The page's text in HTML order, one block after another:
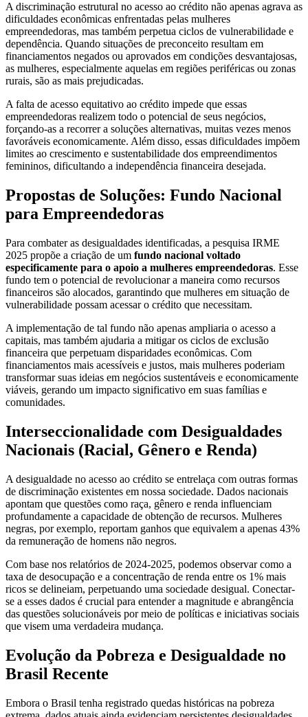
A discriminação estrutural no acesso ao crédito não apenas agrava as
dificuldades econômicas enfrentadas pelas mulheres
empreendedoras, mas também perpetua ciclos de vulnerabilidade e
dependência. Quando situações de preconceito resultam em
financiamentos negados ou aprovados em condições desvantajosas,
as mulheres, especialmente aquelas em regiões periféricas ou zonas
rurais, são as mais prejudicadas.
A falta de acesso equitativo ao crédito impede que essas
empreendedoras realizem todo o potencial de seus negócios,
forçando-as a recorrer a soluções alternativas, muitas vezes menos
favoráveis economicamente. Além disso, essas dificuldades impõem
limites ao crescimento e sustentabilidade dos empreendimentos
femininos, dificultando a independência financeira desejada.
Propostas de Soluções: Fundo Nacional
para Empreendedoras
Para combater as desigualdades identificadas, a pesquisa IRME
2025 propõe a criação de um fundo nacional voltado
especificamente para o apoio a mulheres empreendedoras. Esse
fundo tem o potencial de revolucionar a maneira como recursos
financeiros são alocados, garantindo que mulheres em situação de
vulnerabilidade possam acessar o crédito que necessitam.
A implementação de tal fundo não apenas ampliaria o acesso a
capitais, mas também ajudaria a mitigar os ciclos de exclusão
financeira que perpetuam disparidades econômicas. Com
financiamentos mais acessíveis e justos, mais mulheres poderiam
transformar suas ideias em negócios sustentáveis e economicamente
viáveis, gerando um impacto significativo em suas famílias e
comunidades.
Interseccionalidade com Desigualdades
Nacionais (Racial, Gênero e Renda)
A desigualdade no acesso ao crédito se entrelaça com outras formas
de discriminação existentes em nossa sociedade. Dados nacionais
apontam que questões como raça, gênero e renda influenciam
profundamente a capacidade de obtenção de recursos. Mulheres
negras, por exemplo, reportam ganhos que equivalem a apenas 43%
da remuneração de homens não negros.
Com base nos relatórios de 2024-2025, podemos observar como a
taxa de desocupação e a concentração de renda entre os 1% mais
ricos se delineiam, perpetuando uma sociedade desigual. Conectar-
se a esses dados é crucial para entender a magnitude e abrangência
das questões solucionáveis por meio de políticas e iniciativas sociais
que visem uma verdadeira mudança.
Evolução da Pobreza e Desigualdade no
Brasil Recente
Embora o Brasil tenha registrado quedas históricas na pobreza